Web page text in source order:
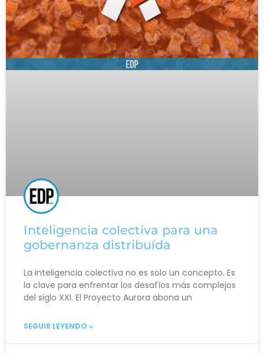
Inteligencia colectiva para una
gobernanza distribuída
La inteligencia colectiva no es solo un concepto. Es
la clave para enfrentar los desafíos más complejos
del siglo XXI. El Proyecto Aurora abona un
SEGUIR LEYENDO »